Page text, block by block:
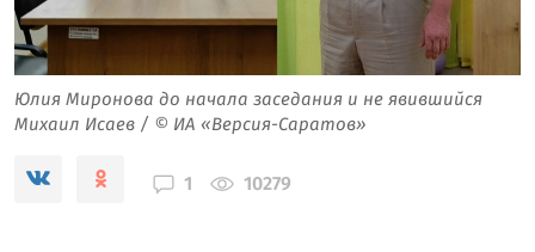
Юлия Миронова до начала заседания и не явившийся
Михаил Исаев / © ИА «Версия-Саратов»
1 10279